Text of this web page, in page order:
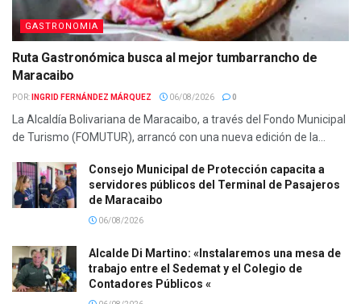
GASTRONOMIA
Ruta Gastronómica busca al mejor tumbarrancho de
Maracaibo
POR: INGRID FERNÁNDEZ MÁRQUEZ 06/08/2026 0
La Alcaldía Bolivariana de Maracaibo, a través del Fondo Municipal
de Turismo (FOMUTUR), arrancó con una nueva edición de la...
Consejo Municipal de Protección capacita a
servidores públicos del Terminal de Pasajeros
de Maracaibo
06/08/2026
Alcalde Di Martino: «Instalaremos una mesa de
trabajo entre el Sedemat y el Colegio de
Contadores Públicos «